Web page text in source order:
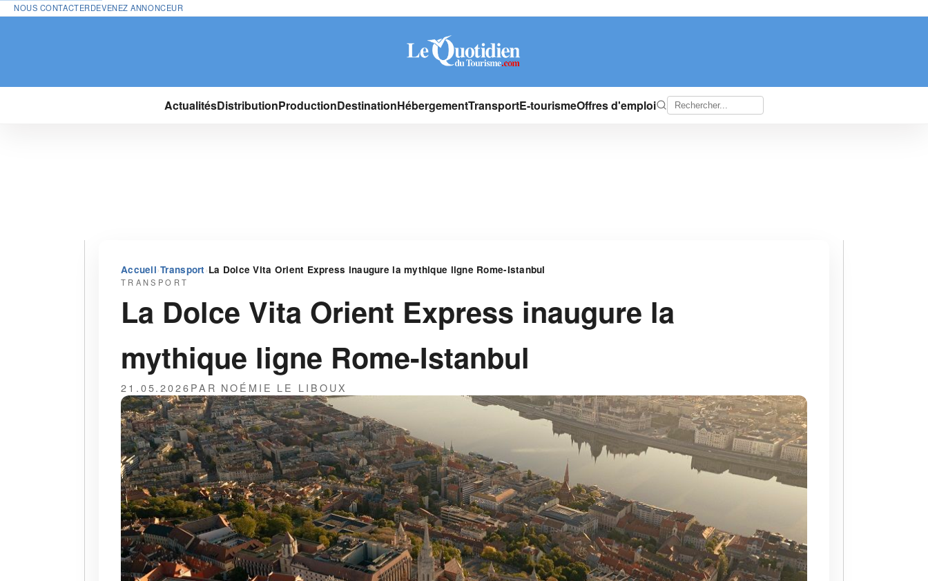
NOUS CONTACTERDEVENEZ ANNONCEUR
ActualitésDistributionProductionDestinationHébergementTransportE-tourismeOffres d'emploi
Accueil›Transport ›La Dolce Vita Orient Express inaugure la mythique ligne Rome-Istanbul
TRANSPORT
La Dolce Vita Orient Express inaugure la
mythique ligne Rome-Istanbul
21.05.2026PAR NOÉMIE LE LIBOUX